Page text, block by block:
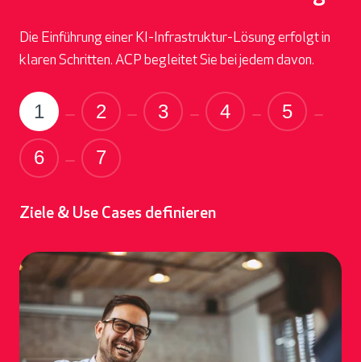
Die Einführung einer KI-Infrastruktur-Lösung erfolgt in
klaren Schritten. ACP begleitet Sie bei jedem davon.
1 2 3 4 5
6 7
Ziele & Use Cases definieren